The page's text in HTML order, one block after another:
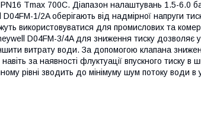
Tmax 700C. Діапазон налаштувань 1.5-6.0
1/2A оберігають від надмірної напруги
використовуватися для промислових та
D04FM-3/4A для зниження тиску дозволяє
витрату води. За допомогою клапана
навіть за наявності флуктуації впускного тиску
рівні зводить до мінімуму шум потоку води в